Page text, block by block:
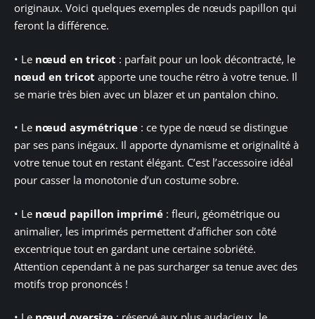
originaux. Voici quelques exemples de nœuds papillon qui
feront la différence.
• Le nœud en tricot : parfait pour un look décontracté, le
nœud en tricot apporte une touche rétro à votre tenue. Il
se marie très bien avec un blazer et un pantalon chino.
• Le nœud asymétrique : ce type de nœud se distingue
par ses pans inégaux. Il apporte dynamisme et originalité à
votre tenue tout en restant élégant. C’est l’accessoire idéal
pour casser la monotonie d’un costume sobre.
• Le nœud papillon imprimé : fleuri, géométrique ou
animalier, les imprimés permettent d’afficher son côté
excentrique tout en gardant une certaine sobriété.
Attention cependant à ne pas surcharger sa tenue avec des
motifs trop prononcés !